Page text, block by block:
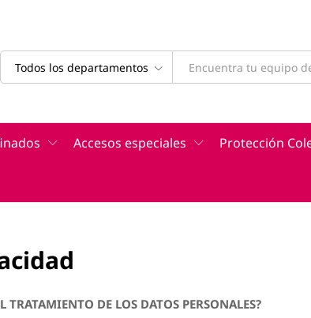
Todos los departamentos
Accesos especiales Protección
TRATAMIENTO DE LOS DATOS PERSONALES?